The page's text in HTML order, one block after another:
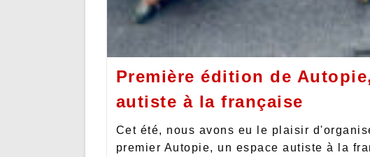
Première édition de
autiste à la française
Cet été, nous avons eu le plaisir
premier Autopie, un espace autiste à la